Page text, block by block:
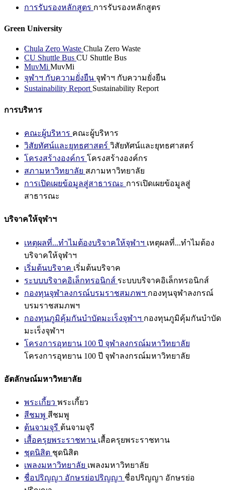
การรับรองหลักสูตร การรับรองหลักสูตร
Green University
Chula Zero Waste Chula Zero Waste
CU Shuttle Bus CU Shuttle Bus
MuvMi MuvMi
จุฬาฯ กับความยั่งยืน จุฬาฯ กับความยั่งยืน
Sustainability Report Sustainability Report
การบริหาร
คณะผู้บริหาร คณะผู้บริหาร
วิสัยทัศน์และยุทธศาสตร์ วิสัยทัศน์และยุทธศาสตร์
โครงสร้างองค์กร โครงสร้างองค์กร
สภามหาวิทยาลัย สภามหาวิทยาลัย
การเปิดเผยข้อมูลสู่สาธารณะ การเปิดเผยข้อมูลสู่
สาธารณะ
บริจาคให้จุฬาฯ
เหตุผลที่...ทำไมต้องบริจาคให้จุฬาฯ เหตุผลที่...ทำไมต้อง
บริจาคให้จุฬาฯ
เริ่มต้นบริจาค เริ่มต้นบริจาค
ระบบบริจาคอิเล็กทรอนิกส์ ระบบบริจาคอิเล็กทรอนิกส์
กองทุนจุฬาลงกรณ์บรมราชสมภพฯ กองทุนจุฬาลงกรณ์
บรมราชสมภพฯ
กองทุนภูมิคุ้มกันบำบัดมะเร็งจุฬาฯ กองทุนภูมิคุ้มกันบำบัด
มะเร็งจุฬาฯ
โครงการอุทยาน 100 ปี จุฬาลงกรณ์มหาวิทยาลัย
โครงการอุทยาน 100 ปี จุฬาลงกรณ์มหาวิทยาลัย
อัตลักษณ์มหาวิทยาลัย
พระเกี้ยว พระเกี้ยว
สีชมพู สีชมพู
ต้นจามจุรี ต้นจามจุรี
เสื้อครุยพระราชทาน เสื้อครุยพระราชทาน
ชุดนิสิต ชุดนิสิต
เพลงมหาวิทยาลัย เพลงมหาวิทยาลัย
ชื่อปริญญา อักษรย่อปริญญา ชื่อปริญญา อักษรย่อ